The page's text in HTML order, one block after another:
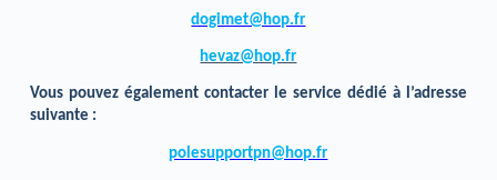
dogimet@hop.fr
hevaz@hop.fr
Vous pouvez également contacter le service dédié à l’adresse
suivante :
polesupportpn@hop.fr